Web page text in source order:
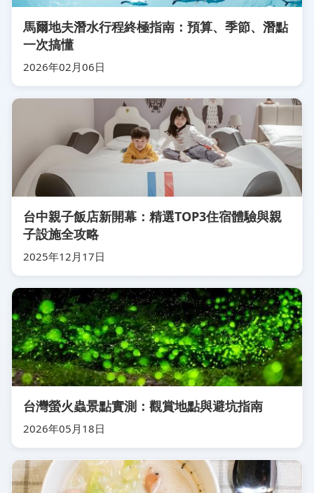
馬爾地夫潛水行程終極指南：預算、季節、潛點
一次搞懂
2026年02月06日
台中親子飯店新開幕：精選TOP3住宿體驗與親
子設施全攻略
2025年12月17日
台灣螢火蟲景點實測：觀賞地點與避坑指南
2026年05月18日